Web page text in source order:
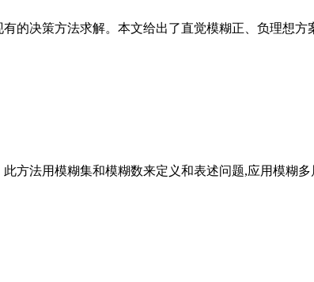
的决策方法求解。本文给出了直觉模糊正、负理想
方法用模糊集和模糊数来定义和表述问题,应用模糊